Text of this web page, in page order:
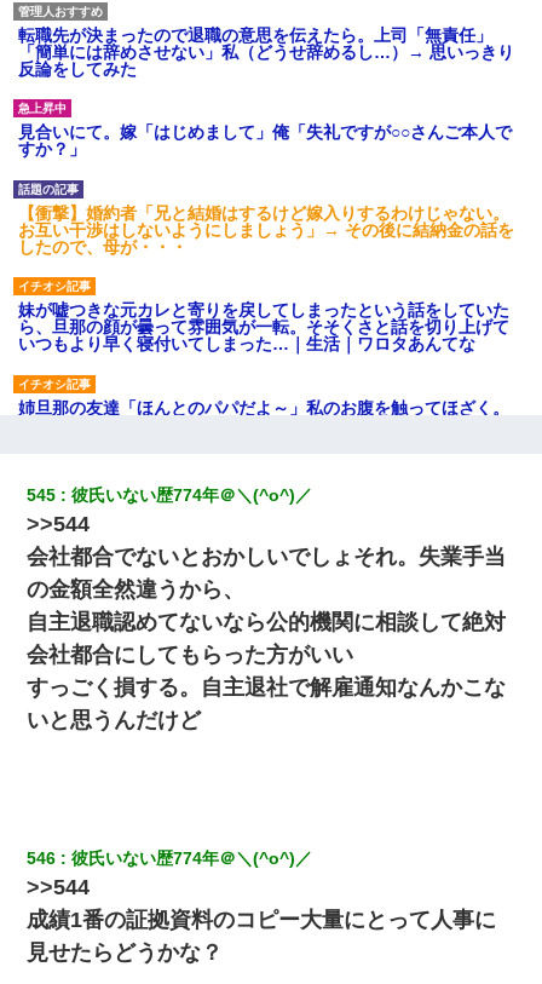
転職先が決まったので退職の意思を伝えたら。上司「無責任」
「簡単には辞めさせない」私（どうせ辞めるし…）→ 思いっきり
反論をしてみた
見合いにて。嫁「はじめまして」俺「失礼ですが○○さんご本人で
すか？」
【衝撃】婚約者「兄と結婚はするけど嫁入りするわけじゃない。
お互い干渉はしないようにしましょう」→ その後に結納金の話を
したので、母が・・・
妹が嘘つきな元カレと寄りを戻してしまったという話をしていた
ら、旦那の顔が曇って雰囲気が一転。そそくさと話を切り上げて
いつもより早く寝付いてしまった…｜生活｜ワロタあんてな
姉旦那の友達「ほんとのパパだよ～」私のお腹を触ってほざく。
義兄嫁「娘が大学に入ったら下宿させて」私「しつこい、学校斡
旋のアパートに行け」→ 旦那が義兄に通報したら「志望校を変え
ろ！」とキレて・・・
わい(42)渋谷の夜のサービスで19の女の子にゴックンさせた結果
ｗｗｗｗｗｗｗｗ
クラスで一人無口で誰とも話さない男子がいた。→修学旅行に来
なかったその男子に女子達がお土産を渡した。5分後…
俺「初対面でなに言ったか覚えてる？」嫁「臭いんだよ！キモオ
タ？だっけ？」俺「だいたい合ってる。で、なんで告白してきた
の？」→
朝起きたら嫁がいなかった。俺（嫁も嫁実家も電話に出ない…不
安だ）→ 仕事を早退して帰宅すると、嫁と嫁両親と知らない男が
545 彼氏いない歴774年＠＼(^o^)／
>>544
会社都合でないとおかしいでしょそれ。失業手当
の金額全然違うから、
自主退職認めてないなら公的機関に相談して絶対
会社都合にしてもらった方がいい
すっごく損する。自主退社で解雇通知なんかこな
いと思うんだけど
546 彼氏いない歴774年＠＼(^o^)／
>>544
成績1番の証拠資料のコピー大量にとって人事に
見せたらどうかな？